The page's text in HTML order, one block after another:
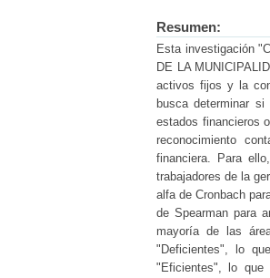
Resumen:
Esta investigación
DE LA
activos fijos y la
busca determinar
estados financieros
reconocimiento
financiera. Para
trabajadores de la
alfa de Cronbach
de Spearman para
mayoría de las
"Deficientes", lo
"Eficientes", lo que